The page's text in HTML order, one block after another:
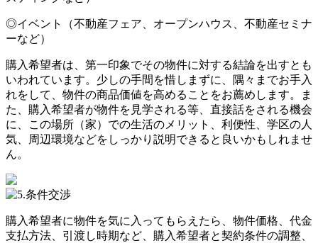
◎イベント（不動産フェア、オープンハウス、不動産セミナ
ーなど）
購入希望者は、第一印象でその物件に対する結論を出すとも
いわれています。少しの手間を惜しまずに、隅々までお手入
れをして、物件の商品価値を高めることをお薦めします。ま
た、購入希望者が物件を見学される等、直接話をされる機会
に、この場所（家）での生活のメリット、利便性、学区の人
気、周辺環境などをしっかり説明できると良いかもしれませ
ん。
購入希望者に物件を気に入ってもらえたら、物件価格、代金
支払方法、引渡し時期など、購入希望者と契約条件の調整、